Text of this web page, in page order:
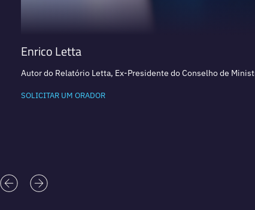
Enrico Letta
Autor do Relatório Letta, Ex-Presidente do Conselho de
SOLICITAR UM ORADOR